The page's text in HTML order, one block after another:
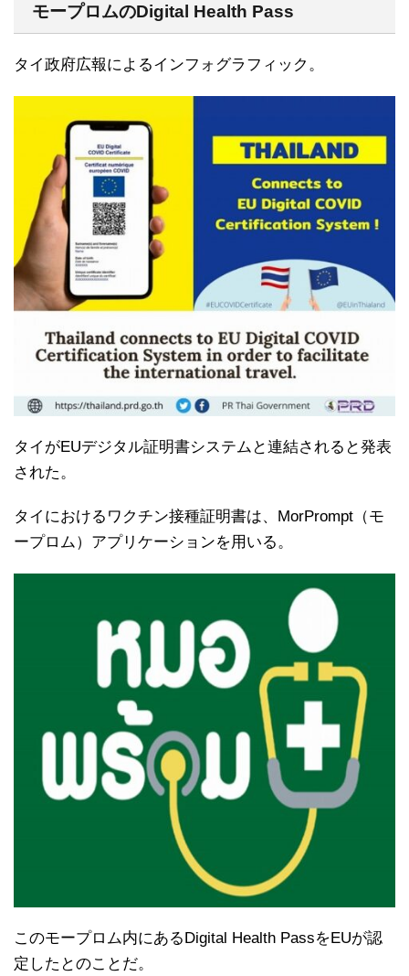
モープロムのDigital Health Pass
タイ政府広報によるインフォグラフィック。
タイがEUデジタル証明書システムと連結されると発表
された。
タイにおけるワクチン接種証明書は、MorPrompt（モ
ープロム）アプリケーションを用いる。
このモープロム内にあるDigital Health PassをEUが認
定したとのことだ。